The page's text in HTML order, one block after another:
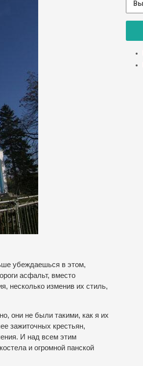
убеждаешься в этом,
асфальт, вместо
несколько изменив их стиль,
они не были такими, как я их
зажиточных крестьян,
И над всем этим
и огромной панской